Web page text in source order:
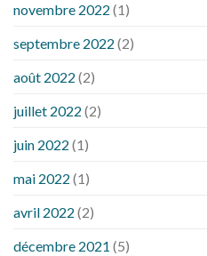
novembre 2022 (1)
septembre 2022 (2)
août 2022 (2)
juillet 2022 (2)
juin 2022 (1)
mai 2022 (1)
avril 2022 (2)
décembre 2021 (5)